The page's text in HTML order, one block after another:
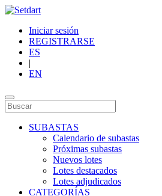
Iniciar sesión
REGISTRARSE
ES
|
EN
SUBASTAS
Calendario de subastas
Próximas subastas
Nuevos lotes
Lotes destacados
Lotes adjudicados
CATEGORÍAS